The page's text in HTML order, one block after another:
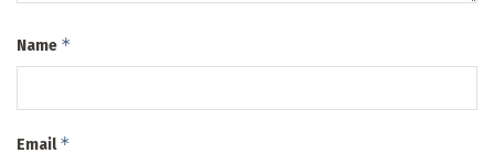
Name *
Email*